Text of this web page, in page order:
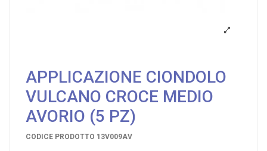
APPLICAZIONE CIONDOLO
VULCANO CROCE MEDIO
AVORIO (5 PZ)
CODICE PRODOTTO 13V009AV